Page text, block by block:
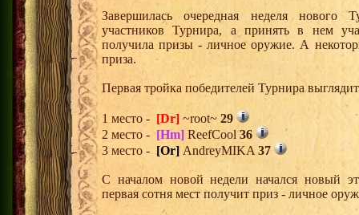
Завершилась очередная неделя нового
участников Турнира, а принять в нем
получила призы - личное оружие. А
приза.
Первая тройка победителей Турнира
1 место - [Dr] ~root~ 29
2 место - [Hm] ReefCool36
3 место - [Or] AndreyMIKA 37
С началом новой недели начался новый
первая сотня мест получит приз - личное